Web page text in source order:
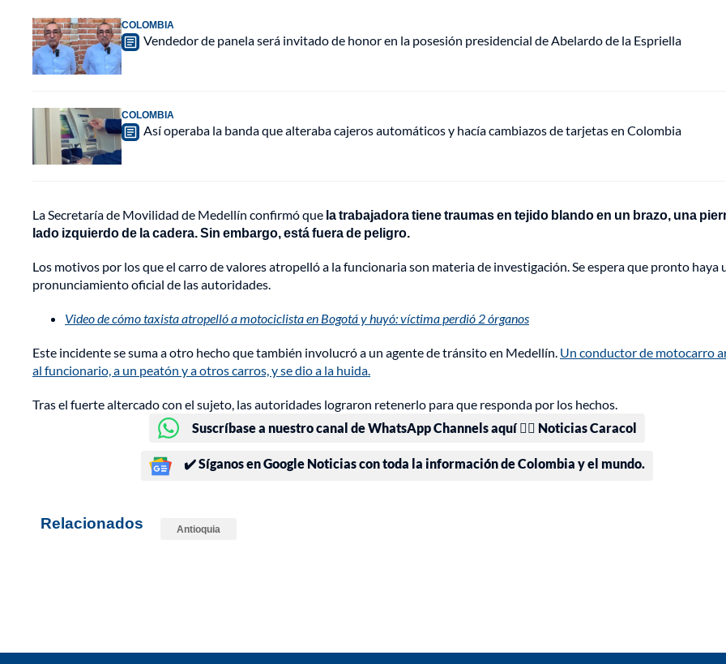
COLOMBIA
Vendedor de panela será invitado de honor en la posesión presidencial de Abelardo de la Espriella
COLOMBIA
Así operaba la banda que alteraba cajeros automáticos y hacía cambiazos de tarjetas en Colombia
La Secretaría de Movilidad de Medellín confirmó que la trabajadora tiene traumas en tejido blando en un brazo, una
lado izquierdo de la cadera. Sin embargo, está fuera de peligro.
Los motivos por los que el carro de valores atropelló a la funcionaria son materia de investigación. Se espera que pronto haya
pronunciamiento oficial de las autoridades.
Video de cómo taxista atropelló a motociclista en Bogotá y huyó: víctima perdió 2 órganos
Este incidente se suma a otro hecho que también involucró a un agente de tránsito en Medellín. Un conductor de motocarro
al funcionario, a un peatón y a otros carros, y se dio a la huida.
Tras el fuerte altercado con el sujeto, las autoridades lograron retenerlo para que responda por los hechos.
Suscríbase a nuestro canal de WhatsApp Channels aquí 👉🏻 Noticias Caracol
✔️ Síganos en Google Noticias con toda la información de Colombia y el mundo.
Relacionados Antioquia